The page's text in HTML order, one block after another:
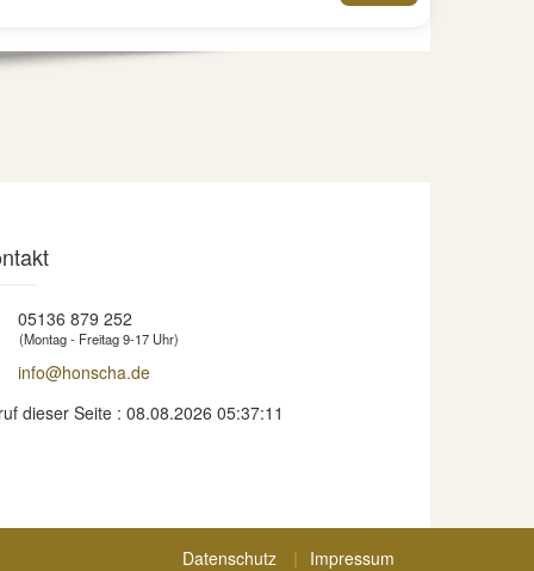
05136 879 252
(Montag - Freitag 9-17 Uhr)
info@honscha.de
dieser Seite : 08.08.2026 05:37:11
Datenschutz Impressum